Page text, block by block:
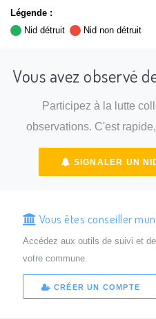
Légende :
Nid détruit
Nid non détruit
Vous avez observé
Participez à la lutte
observations. C'est
SIGNALER UN
Vous êtes conseiller
Accédez aux outils de suivi et
votre commune.
CRÉER UN COMPTE